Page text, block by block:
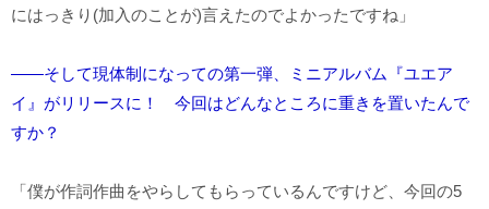
にはっきり(加入のことが)言えたのでよかったですね」
――そして現体制になっての第一弾、ミニアルバム『ユエア
イ』がリリースに！ 今回はどんなところに重きを置いたんで
すか？
「僕が作詞作曲をやらしてもらっているんですけど、今回の5